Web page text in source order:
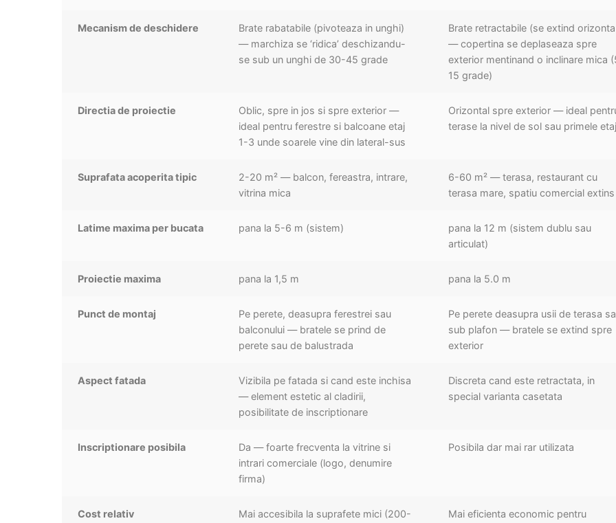
Mecanism de deschidere
Brate rabatabile (pivoteaza in unghi)
— marchiza se ‘ridica’ deschizandu-
se sub un unghi de 30-45 grade
Brate retractabile (se extind
— copertina se deplaseaza spre
exterior mentinand o inclinare mica
15 grade)
Directia de proiectie
Oblic, spre in jos si spre exterior —
ideal pentru ferestre si balcoane etaj
1-3 unde soarele vine din lateral-sus
Orizontal spre exterior — ideal
terase la nivel de sol sau primele
Suprafata acoperita tipic
2-20 m² — balcon, fereastra, intrare,
vitrina mica
6-60 m² — terasa, restaurant cu
terasa mare, spatiu comercial extins
Latime maxima per bucata pana la 5-6 m (sistem)
pana la 12 m (sistem dublu sau
articulat)
Proiectie maxima pana la 1,5 m pana la 5.0 m
Punct de montaj
Pe perete, deasupra ferestrei sau
balconului — bratele se prind de
perete sau de balustrada
Pe perete deasupra usii de terasa
sub plafon — bratele se extind spre
exterior
Aspect fatada
Vizibila pe fatada si cand este inchisa
— element estetic al cladirii,
posibilitate de inscriptionare
Discreta cand este retractata, in
special varianta casetata
Inscriptionare posibila
Da — foarte frecventa la vitrine si
intrari comerciale (logo, denumire
firma)
Posibila dar mai rar utilizata
Cost relativ
Mai accesibila la suprafete mici (200-
Mai eficienta economic pentru